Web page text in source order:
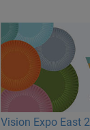
Vision Expo East